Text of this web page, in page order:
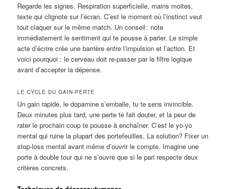
Regarde les signes. Respiration superficielle, mains moites,
texte qui clignote sur l’écran. C’est le moment où l’instinct veut
tout claquer sur le même match. Un conseil : note
immédiatement le sentiment qui te pousse à parier. Le simple
acte d’écrire crée une barrière entre l’impulsion et l’action. Et
voici pourquoi : le cerveau doit re-passer par le filtre logique
avant d’accepter la dépense.
LE CYCLE DU GAIN‑PERTE
Un gain rapide, le dopamine s’emballe, tu te sens invincible.
Deux minutes plus tard, une perte te fait douter, et la peur de
rater le prochain coup te pousse à enchaîner. C’est le yo‑yo
mental qui ruine la plupart des portefeuilles. La solution? Fixer un
stop‑loss mental avant même d’ouvrir le compte. Imagine une
porte à double tour qui ne s’ouvre que si le pari respecte deux
critères concrets.